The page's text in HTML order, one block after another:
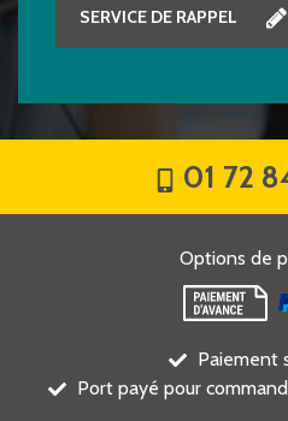
SERVICE DE RAPPEL
01 72
Options de
Paiement
Port payé pour